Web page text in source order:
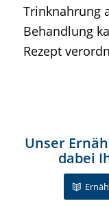
Trinknahrung
Behandlung
Rezept
Unser
dabei